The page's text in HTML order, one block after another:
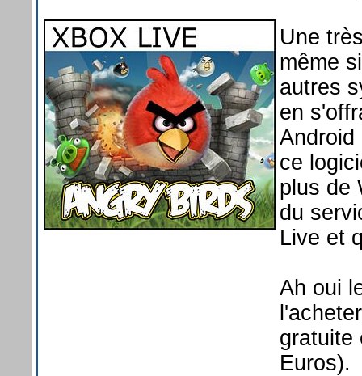
Une
même
autres
en
Android
ce
plus de
du
Live et
Ah oui
gratuite
Euros).